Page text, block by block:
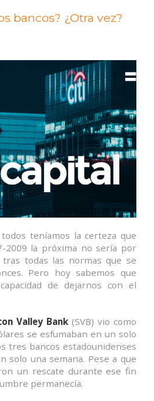
banca»
bancos? ¿Otra vez?
teníamos la certeza que
2009 la próxima no sería por
todas las normas que se
Pero hoy sabemos que
de dejarnos con el
Valley Bank(SVB) vio como
se esfumaban en un solo
tres bancos estadounidenses
solo una semana. Pese a que
un rescate durante ese fin
permanecía.